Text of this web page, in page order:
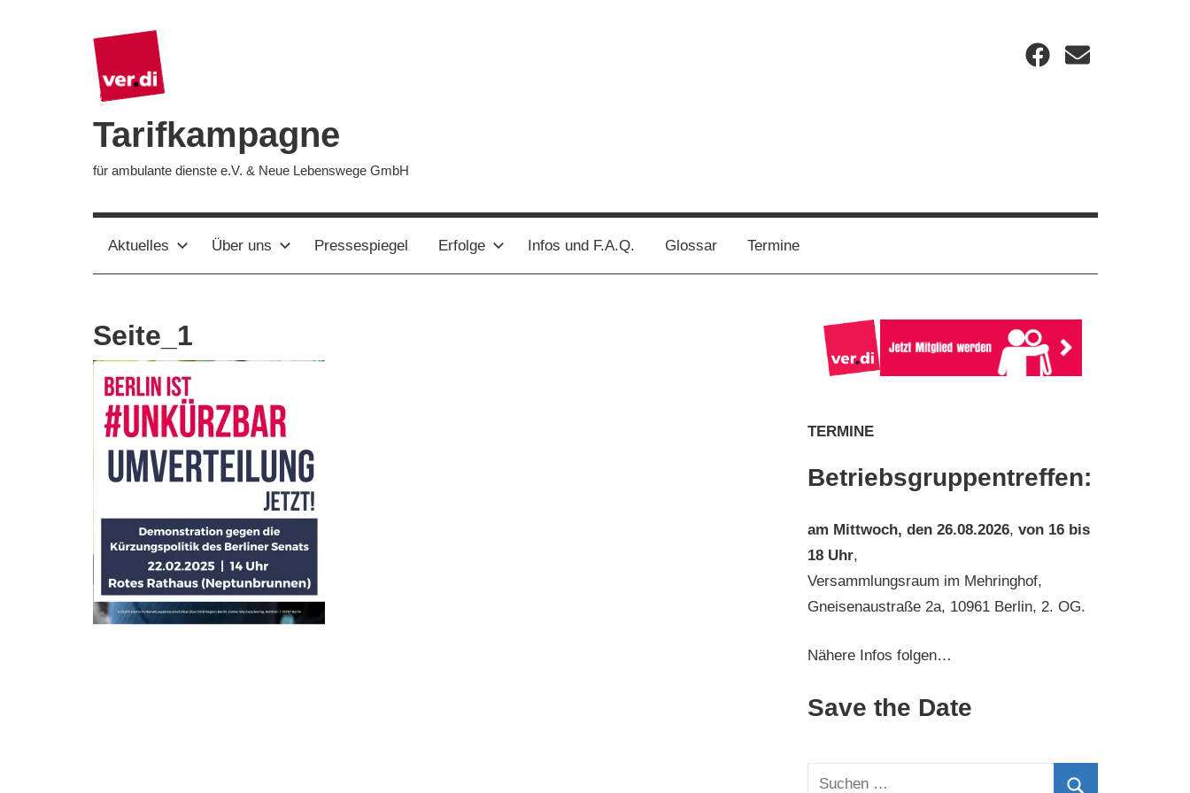
Tarifkampagne
für ambulante dienste e.V. & Neue Lebenswege GmbH
Facebook
Email
Aktuelles Über uns Pressespiegel Erfolge Infos und F.A.Q. Glossar Termine
Seite_1
TERMINE
Betriebsgruppentreffen:
am Mittwoch, den 26.08.2026, von 16 bis
18 Uhr,
Versammlungsraum im Mehringhof,
Gneisenaustraße 2a, 10961 Berlin, 2. OG.
Nähere Infos folgen…
Save the Date
Suchen